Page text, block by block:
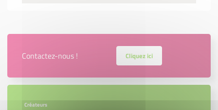
Contactez-nous ! Cliquez ici
Créateurs